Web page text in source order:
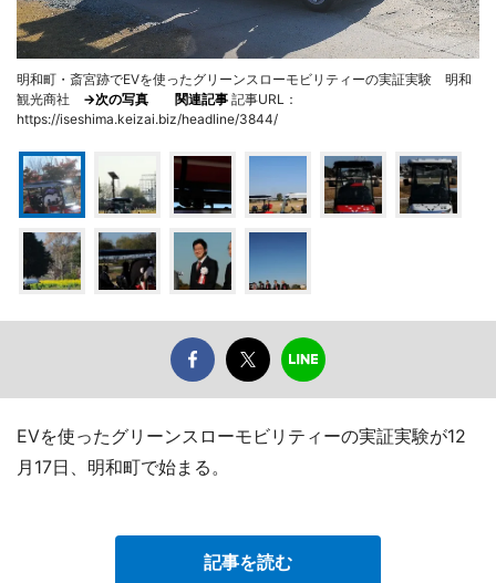
明和町・斎宮跡でEVを使ったグリーンスローモビリティーの実証実験 明和
観光商社 →次の写真 関連記事 記事URL：
https://iseshima.keizai.biz/headline/3844/
EVを使ったグリーンスローモビリティーの実証実験が12
月17日、明和町で始まる。
記事を読む